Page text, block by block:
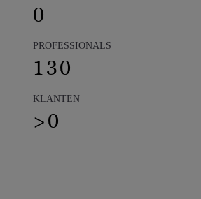
0
PROFESSIONALS
130
KLANTEN
>0